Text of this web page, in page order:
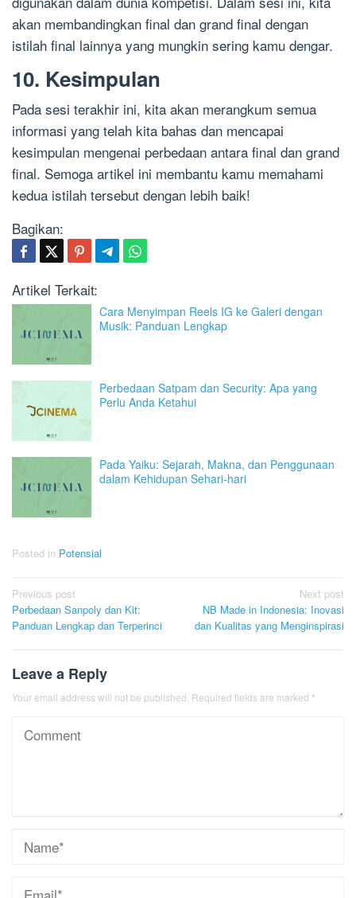
akan membandingkan final dan grand final dengan
istilah final lainnya yang mungkin sering kamu dengar.
10. Kesimpulan
Pada sesi terakhir ini, kita akan merangkum semua
informasi yang telah kita bahas dan mencapai
kesimpulan mengenai perbedaan antara final dan grand
final. Semoga artikel ini membantu kamu memahami
kedua istilah tersebut dengan lebih baik!
Bagikan:
Artikel Terkait:
Cara Menyimpan Reels IG ke Galeri dengan
Musik: Panduan Lengkap
Perbedaan Satpam dan Security: Apa yang
Perlu Anda Ketahui
Pada Yaiku: Sejarah, Makna, dan Penggunaan
dalam Kehidupan Sehari-hari
Posted in Potensial
Post
navigation
Previous post
Perbedaan Sanpoly dan Kit:
Panduan Lengkap dan Terperinci
Next post
NB Made in Indonesia: Inovasi
dan Kualitas yang Menginspirasi
Leave a Reply
Your email address will not be published. Required fields are marked *